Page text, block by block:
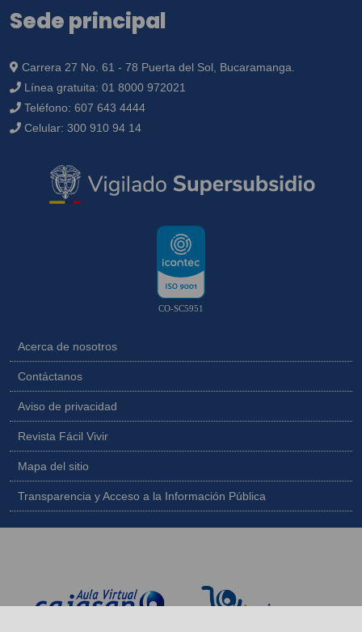
Sede principal
Carrera 27 No. 61 - 78 Puerta del Sol, Bucaramanga.
Línea gratuita: 01 8000 972021
Teléfono: 607 643 4444
Celular: 300 910 94 14
CO-SC5951
Acerca de nosotros
Contáctanos
Aviso de privacidad
Revista Fácil Vivir
Mapa del sitio
Transparencia y Acceso a la Información Pública